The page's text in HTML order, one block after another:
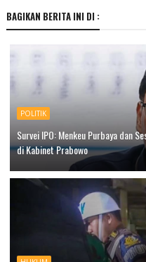
BAGIKAN BERITA INI DI :
POLITIK
Survei IPO: Menkeu Purbaya dan
di Kabinet Prabowo